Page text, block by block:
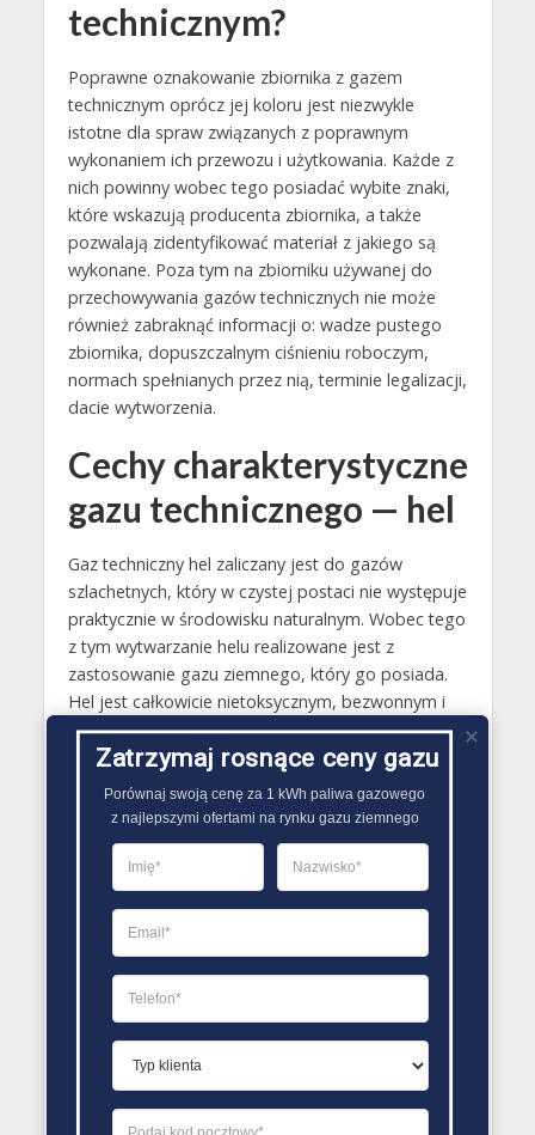
technicznym?
Poprawne oznakowanie zbiornika z gazem
technicznym oprócz jej koloru jest niezwykle
istotne dla spraw związanych z poprawnym
wykonaniem ich przewozu i użytkowania. Każde z
nich powinny wobec tego posiadać wybite znaki,
które wskazują producenta zbiornika, a także
pozwalają zidentyfikować materiał z jakiego są
wykonane. Poza tym na zbiorniku używanej do
przechowywania gazów technicznych nie może
również zabraknąć informacji o: wadze pustego
zbiornika, dopuszczalnym ciśnieniu roboczym,
normach spełnianych przez nią, terminie legalizacji,
dacie wytworzenia.
Cechy charakterystyczne
gazu technicznego — hel
Gaz techniczny hel zaliczany jest do gazów
szlachetnych, który w czystej postaci nie występuje
praktycznie w środowisku naturalnym. Wobec tego
z tym wytwarzanie helu realizowane jest z
zastosowanie gazu ziemnego, który go posiada.
Hel jest całkowicie nietoksycznym, bezwonnym i
bezsmakowym gazem. Stosowany jest on na
przykład jako gaz nośny w chromatografii
gazowej, a także w przemyśle chłodniczym.
Najczęstsze przeznaczenie helu to z kolei
wykorzystywanie go do produkcji butli tlenowych
dla płetwonurków..
PORÓWNYWARKA OFERT GAZU
Zatrzymaj rosnące ceny gazu
Porównaj swoją cenę za 1 kWh paliwa gazowego
z najlepszymi ofertami na rynku gazu ziemnego